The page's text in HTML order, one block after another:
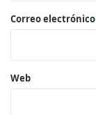
*
Correo electrónico
Web